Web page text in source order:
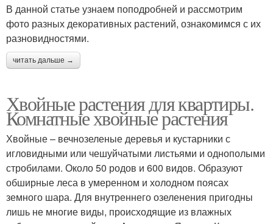
В данной статье узнаем поподробней и рассмотрим
фото разных декоративных растений, ознакомимся с их
разновидностями.
читать дальше →
Хвойные растения для квартиры.
Комнатные хвойные растения
Хвойные – вечнозеленые деревья и кустарники с
игловидными или чешуйчатыми листьями и однополыми
стробилами. Около 50 родов и 600 видов. Образуют
обширные леса в умеренном и холодном поясах
земного шара. Для внутреннего озеленения пригодны
лишь не многие виды, происходящие из влажных